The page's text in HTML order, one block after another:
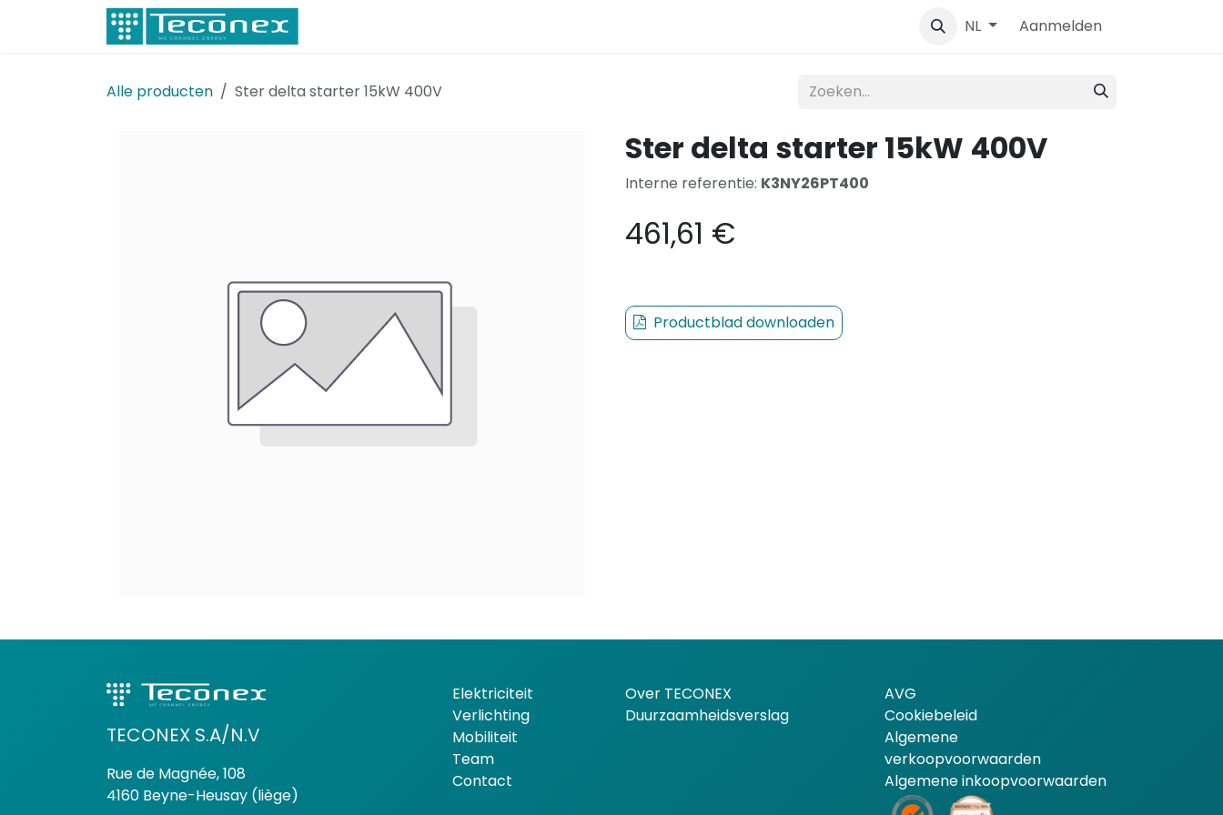
Overslaan naar inhoud
NL Aanmelden
Alle producten Ster delta starter 15kW 400V
Ster delta starter 15kW 400V
Interne referentie: K3NY26PT400
461,61 €
Productblad downloaden
TECONEX S.A/N.V
Rue de Magnée, 108
4160 Beyne-Heusay (liège)
Elektriciteit
Verlichting
Mobiliteit
Team
Contact
Over TECONEX
Duurzaamheidsverslag
AVG
Cookiebeleid
Algemene
verkoopvoorwaarden
Algemene inkoopvoorwaarden